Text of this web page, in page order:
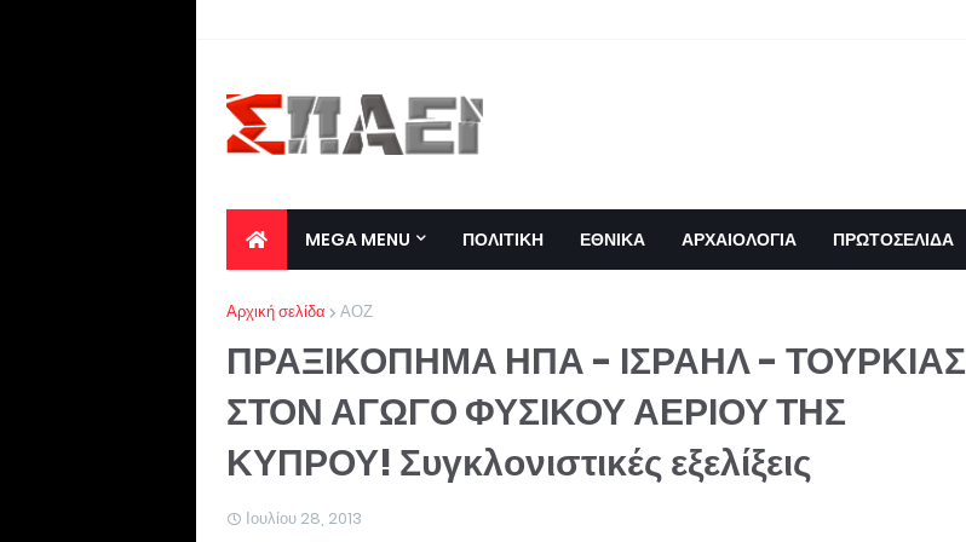
MEGA MENU ΠΟΛΙΤΙΚΗ ΕΘΝΙΚΑ ΑΡΧΑΙΟΛΟΓΙΑ ΠΡΩΤΟΣΕΛΙΔΑ
Αρχική σελίδα ΑΟΖ
ΠΡΑΞΙΚΟΠΗΜΑ ΗΠΑ - ΙΣΡΑΗΛ - ΤΟΥΡΚΙΑΣ
ΣΤΟΝ ΑΓΩΓΟ ΦΥΣΙΚΟΥ ΑΕΡΙΟΥ ΤΗΣ
ΚΥΠΡΟΥ! Συγκλονιστικές εξελίξεις
Ιουλίου 28, 2013